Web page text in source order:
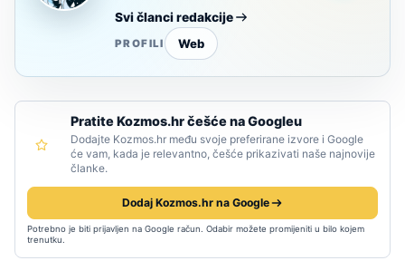
Svi članci redakcije
PROFILI Web
Pratite Kozmos.hr češće na Googleu
Dodajte Kozmos.hr među svoje preferirane izvore i Google
će vam, kada je relevantno, češće prikazivati naše najnovije
članke.
Dodaj Kozmos.hr na Google
Potrebno je biti prijavljen na Google račun. Odabir možete promijeniti u bilo kojem
trenutku.